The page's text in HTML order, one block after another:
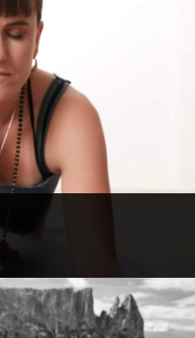
|
Geist
und